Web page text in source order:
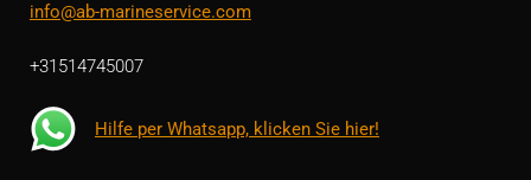
info@ab-marineservice.com
+31514745007
Hilfe per Whatsapp, klicken Sie hier!